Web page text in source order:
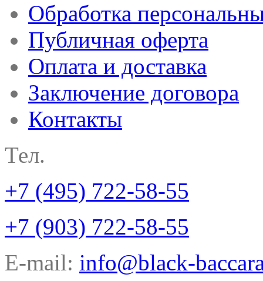
Обработка
Публичная оферта
Оплата и доставка
Заключение договора
Контакты
Тел.
+7 (495) 722-58-55
+7 (903) 722-58-55
E-mail: info@black-